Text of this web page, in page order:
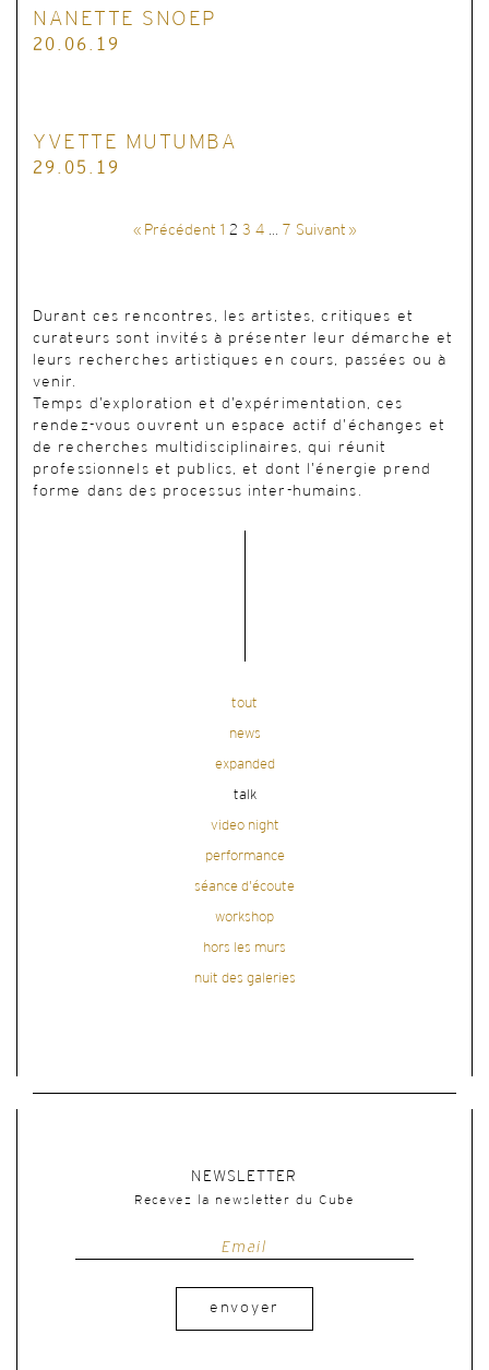
NANETTE SNOEP
20.06.19
YVETTE MUTUMBA
29.05.19
« Précédent 1 2 3 4 … 7 Suivant »
Durant ces rencontres, les artistes, critiques et
curateurs sont invités à présenter leur démarche et
leurs recherches artistiques en cours, passées ou à
venir.
Temps d’exploration et d’expérimentation, ces
rendez-vous ouvrent un espace actif d’échanges et
de recherches multidisciplinaires, qui réunit
professionnels et publics, et dont l’énergie prend
forme dans des processus inter-humains.
tout
news
expanded
talk
video night
performance
séance d'écoute
workshop
hors les murs
nuit des galeries
NEWSLETTER
Recevez la newsletter du Cube
envoyer